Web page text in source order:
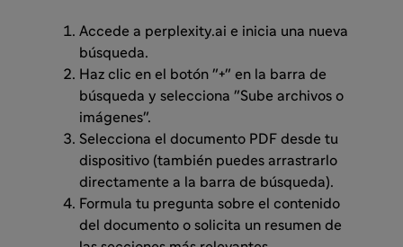
Accede a perplexity.ai e inicia una nueva
búsqueda.
Haz clic en el botón "+" en la barra de
búsqueda y selecciona "Sube archivos o
imágenes".
Selecciona el documento PDF desde tu
dispositivo (también puedes arrastrarlo
directamente a la barra de búsqueda).
Formula tu pregunta sobre el contenido
del documento o solicita un resumen de